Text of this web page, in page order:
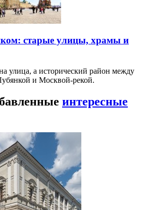
старые улицы, храмы и
улица, а исторический район между
и Москвой-рекой.
интересные